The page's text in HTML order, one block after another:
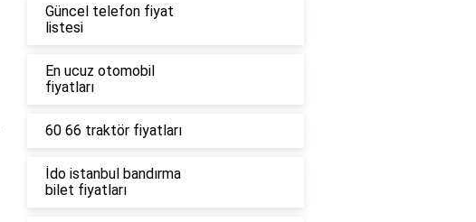
Güncel telefon fiyat
listesi
En ucuz otomobil
fiyatları
60 66 traktör fiyatları
İdo istanbul bandırma
bilet fiyatları